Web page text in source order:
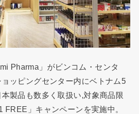
Pharma」がビンコム・センタ
ッピングセンター内にベトナム5
製品も数多く取扱い,対象商品限
FREE」キャンペーンを実施中。